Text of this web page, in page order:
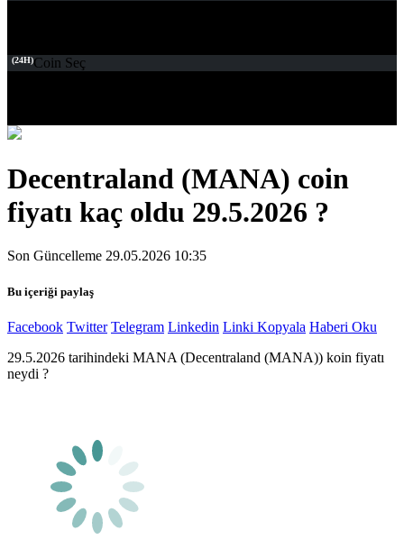
(24H)Coin Seç
Decentraland (MANA) coin
fiyatı kaç oldu 29.5.2026 ?
Son Güncelleme 29.05.2026 10:35
Bu içeriği paylaş
Facebook Twitter Telegram Linkedin Linki Kopyala Haberi Oku
29.5.2026 tarihindeki MANA (Decentraland (MANA)) koin fiyatı
neydi ?